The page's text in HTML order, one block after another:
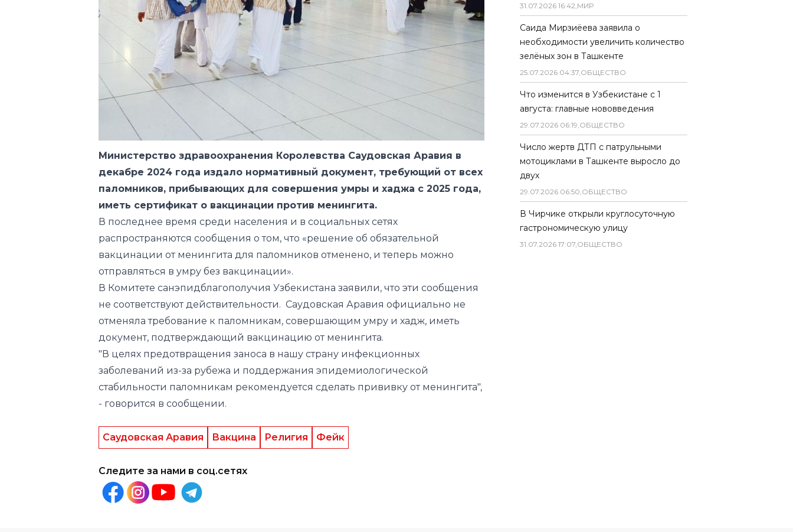
Министерство здравоохранения Королевства Саудовская Аравия в
декабре 2024 года издало нормативный документ, требующий от всех
паломников, прибывающих для совершения умры и хаджа с 2025 года,
иметь сертификат о вакцинации против менингита.
В последнее время среди населения и в социальных сетях
распространяются сообщения о том, что «решение об обязательной
вакцинации от менингита для паломников отменено, и теперь можно
отправляться в умру без вакцинации».
В Комитете санэпидблагополучия Узбекистана заявили, что эти сообщения
не соответствуют действительности. Саудовская Аравия официально не
отменяла требование к паломникам, совершающим умру и хадж, иметь
документ, подтверждающий вакцинацию от менингита.
"В целях предотвращения заноса в нашу страну инфекционных
заболеваний из-за рубежа и поддержания эпидемиологической
стабильности паломникам рекомендуется сделать прививку от менингита",
- говорится в сообщении.
Саудовская Аравия Вакцина Религия Фейк
Следите за нами в соц.сетях
31.07.2026 16:42,МИР
Саида Мирзиёева заявила о
необходимости увеличить количество
зелёных зон в Ташкенте
25.07.2026 04:37,ОБЩЕСТВО
Что изменится в Узбекистане с 1
августа: главные нововведения
29.07.2026 06:19,ОБЩЕСТВО
Число жертв ДТП с патрульными
мотоциклами в Ташкенте выросло до
двух
29.07.2026 06:50,ОБЩЕСТВО
В Чирчике открыли круглосуточную
гастрономическую улицу
31.07.2026 17:07,ОБЩЕСТВО